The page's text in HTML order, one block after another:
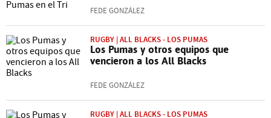
FEDE GONZÁLEZ
RUGBY | ALL BLACKS - LOS PUMAS
Los Pumas y otros equipos que
vencieron a los All Blacks
FEDE GONZÁLEZ
RUGBY | ALL BLACKS - LOS PUMAS